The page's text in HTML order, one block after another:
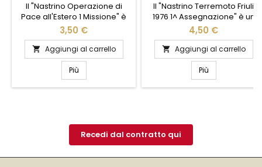
Il "Nastrino Operazione di
Pace all'Estero 1 Missione" è
un simbolo di onore e
dedizione, riservato a chi ha
partecipato attivamente a
missioni internazionali di
pace. Realizzato con
materiali di alta qualità,
questo nastrino rappresenta
complessi per promuovere
la stabilità globale. Il suo
design...
3,50 €
 Aggiungi al carrello
Più
Il "Nastrino Terremoto Friuli
1976 1^ Assegnazione" è un
simbolo di coraggio e
solidarietà. Questo distintivo
commemorativo onora
coloro che hanno prestato
servizio durante il devastante
terremoto del Friuli nel 1976.
Realizzato con materiali di
dettagli accurati,
rappresentando un tributo
tangibile a chi...
4,50 €
 Aggiungi al carrello
Più
Recedi dal contratto qui